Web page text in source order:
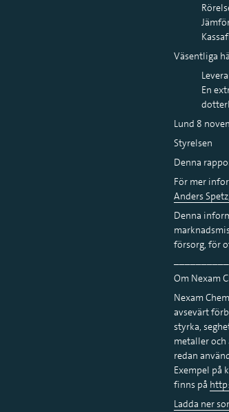
Väsentliga
En
Lund 8
Styrelsen
Denna
För mer
Anders
Denna
försorg, för
Om Nexam
Nexam
avsevärt
styrka,
metaller
redan
Exempel på
finns på
Ladda ner